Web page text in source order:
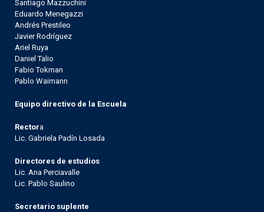
Santiago Mazzuchini
Eduardo Menegazzi
Andrés Prestileo
Javier Rodríguez
Ariel Ruya
Daniel Talio
Fabio Tokman
Pablo Waimann
Equipo directivo de la Escuela
Rectora
Lic. Gabriela Padín Losada
Directores de estudios
Lic. Ana Perciavalle
Lic. Pablo Saulino
Secretario suplente